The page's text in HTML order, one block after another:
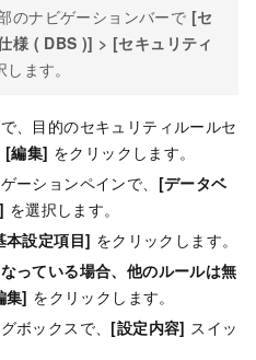
のナビゲーションバーで [セ
様 ( DBS )] > [セキュリティ
ます。
、目的のセキュリティルールセ
[編集] をクリックします。
ーションペインで、 [データベ
を選択します。
本設定項目] をクリックします。
っている場合、他のルールは無
集] をクリックします。
ボックスで、 [設定内容] スイッ